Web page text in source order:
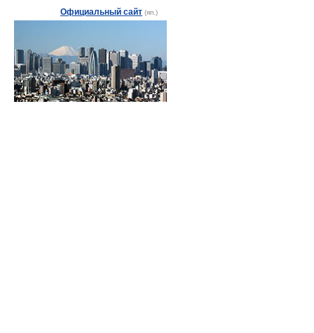
Официальный сайт (яп.)